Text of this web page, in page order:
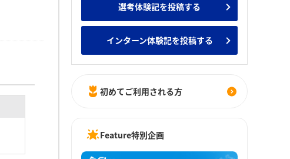
みんなの新卒就職人気企業ランキング みんなのインターン人気企業ランキ
選考体験記を投稿する
インターン体験記を投稿する
初めてご利用される方
Feature特別企画